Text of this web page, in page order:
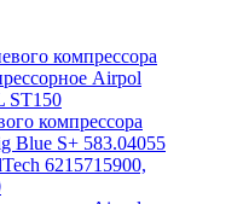
компрессора
Airpol
ST150
компрессора
Blue S+ 583.04055
6215715900,